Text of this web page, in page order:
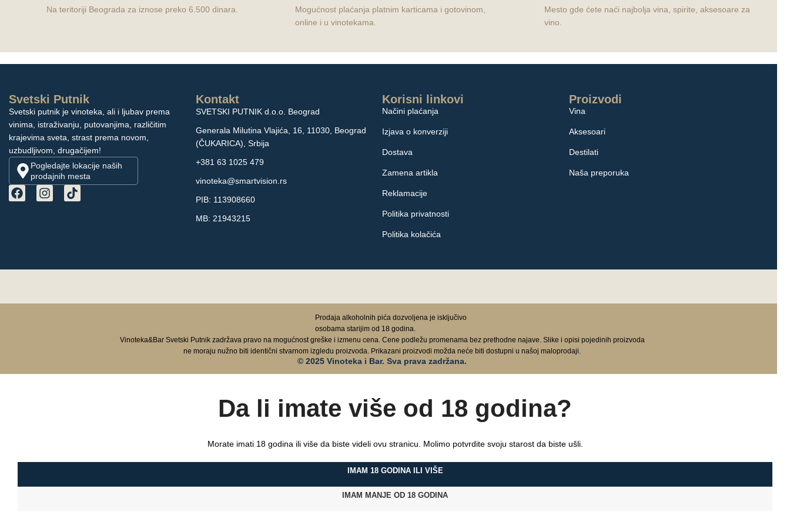
Na teritoriji Beograda za iznose preko 6.500 dinara.
Mogućnost plaćanja platnim karticama i gotovinom,
online i u vinotekama.
Mesto gde ćete naći najbolja vina, spirite, aksesoare za
vino.
Svetski Putnik
Svetski putnik je vinoteka, ali i ljubav prema
vinima, istraživanju, putovanjima, različitim
krajevima sveta, strast prema novom,
uzbudljivom, drugačijem!
Pogledajte lokacije naših
prodajnih mesta
Kontakt
SVETSKI PUTNIK d.o.o. Beograd
Generala Milutina Vlajića, 16, 11030, Beograd
(ČUKARICA), Srbija
+381 63 1025 479
vinoteka@smartvision.rs
PIB: 113908660
MB: 21943215
Korisni linkovi
Načini plaćanja
Izjava o konverziji
Dostava
Zamena artikla
Reklamacije
Politika privatnosti
Politika kolačića
Proizvodi
Vina
Aksesoari
Destilati
Naša preporuka
Prodaja alkoholnih pića dozvoljena je isključivo
osobama starijim od 18 godina.
Vinoteka&Bar Svetski Putnik zadržava pravo na mogućnost greške i izmenu cena. Cene podležu promenama bez prethodne najave. Slike i opisi pojedinih proizvoda
ne moraju nužno biti identični stvarnom izgledu proizvoda. Prikazani proizvodi možda neće biti dostupni u našoj maloprodaji.
© 2025 Vinoteka i Bar. Sva prava zadržana.
Da li imate više od 18 godina?
Morate imati 18 godina ili više da biste videli ovu stranicu. Molimo potvrdite svoju starost da biste ušli.
IMAM 18 GODINA ILI VIŠE
IMAM MANJE OD 18 GODINA